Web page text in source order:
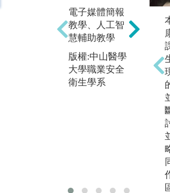
電子媒體簡報
教學、人工智
慧輔助教學
版權:中山醫學
大學職業安全
衛生學系
圖
平